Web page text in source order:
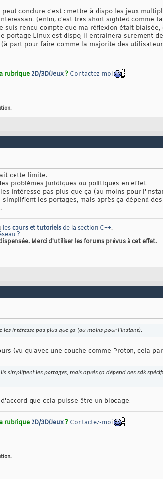
peut conclure c'est : mettre à dispo les jeux
(enfin, c'est très short sighted comme
suis rendu compte que ma réflexion était
portage Linux est dispo, il entrainera surement
part pour faire comme la majorité des
rubrique 2D/3D/Jeux? Contactez-moi
cette limite.
problèmes juridiques ou politiques en effet.
intéresse pas plus que ça (au moins pour
simplifient les portages, mais après ça dépend
lescours et tutoriels de la section C++.
?
Merci d'utiliser les forums prévus à cet effet.
les intéresse pas plus que ça (au moins pour l'instant).
(vu qu'avec une couche comme Proton, cela
simplifient les portages, mais après ça dépend des sdk
que cela puisse être un blocage.
rubrique 2D/3D/Jeux? Contactez-moi